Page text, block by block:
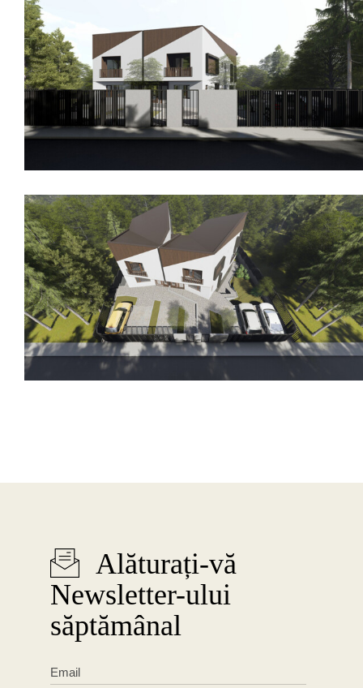
Alăturați-vă
Newsletter-ului
săptămânal